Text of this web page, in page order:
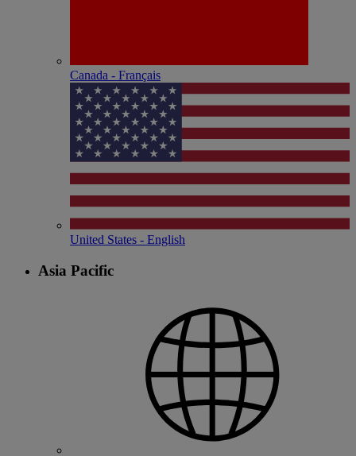
Canada - Français
United States - English
Asia Pacific